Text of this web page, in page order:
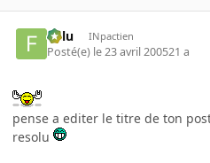
Fulu INpactien
Posté(e) le 23 avril 200521 a
pense a editer le titre de ton
resolu